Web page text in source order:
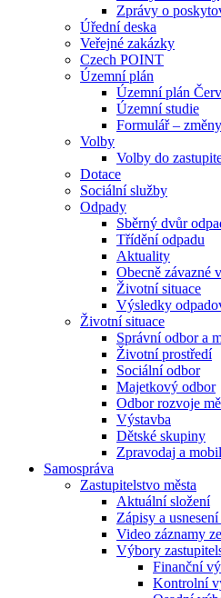
Zprávy o
Úřední deska
Veřejné zakázky
Czech POINT
Územní plán
Územní plán
Územní studie
Formulář –
Volby
Volby do
Dotace
Sociální služby
Odpady
Sběrný dvůr
Třídění odpadu
Aktuality
Obecně závazné
Životní situace
Výsledky
Životní situace
Správní odbor a
Životní prostředí
Sociální odbor
Majetkový odbor
Odbor rozvoje
Výstavba
Dětské skupiny
Zpravodaj a
Samospráva
Zastupitelstvo města
Aktuální složení
Zápisy a
Video záznamy
Výbory
Finanční
Kontrolní